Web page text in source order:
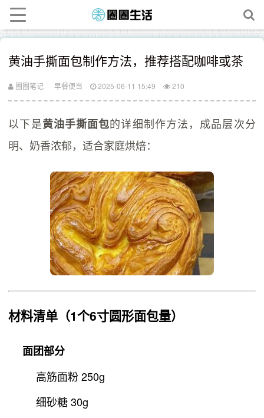
黄油手撕面包制作方法，推荐搭配咖啡或茶
圈圈笔记 早餐便当 2025-06-11 15:49 210
以下是黄油手撕面包的详细制作方法，成品层次分
明、奶香浓郁，适合家庭烘焙：
材料清单 （1个6寸圆形面包量）
面团部分
高筋面粉 250g
细砂糖 30g